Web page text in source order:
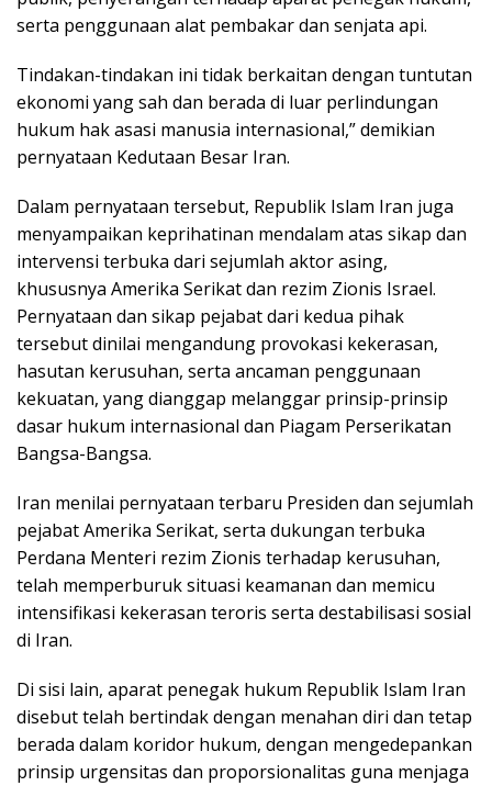
serta penggunaan alat pembakar dan senjata api.
Tindakan-tindakan ini tidak berkaitan dengan tuntutan
ekonomi yang sah dan berada di luar perlindungan
hukum hak asasi manusia internasional,” demikian
pernyataan Kedutaan Besar Iran.
Dalam pernyataan tersebut, Republik Islam Iran juga
menyampaikan keprihatinan mendalam atas sikap dan
intervensi terbuka dari sejumlah aktor asing,
khususnya Amerika Serikat dan rezim Zionis Israel.
Pernyataan dan sikap pejabat dari kedua pihak
tersebut dinilai mengandung provokasi kekerasan,
hasutan kerusuhan, serta ancaman penggunaan
kekuatan, yang dianggap melanggar prinsip-prinsip
dasar hukum internasional dan Piagam Perserikatan
Bangsa-Bangsa.
Iran menilai pernyataan terbaru Presiden dan sejumlah
pejabat Amerika Serikat, serta dukungan terbuka
Perdana Menteri rezim Zionis terhadap kerusuhan,
telah memperburuk situasi keamanan dan memicu
intensifikasi kekerasan teroris serta destabilisasi sosial
di Iran.
Di sisi lain, aparat penegak hukum Republik Islam Iran
disebut telah bertindak dengan menahan diri dan tetap
berada dalam koridor hukum, dengan mengedepankan
prinsip urgensitas dan proporsionalitas guna menjaga